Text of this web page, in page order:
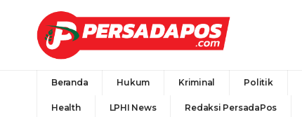
Beranda Hukum Kriminal Politik
Health LPHI News Redaksi PersadaPos